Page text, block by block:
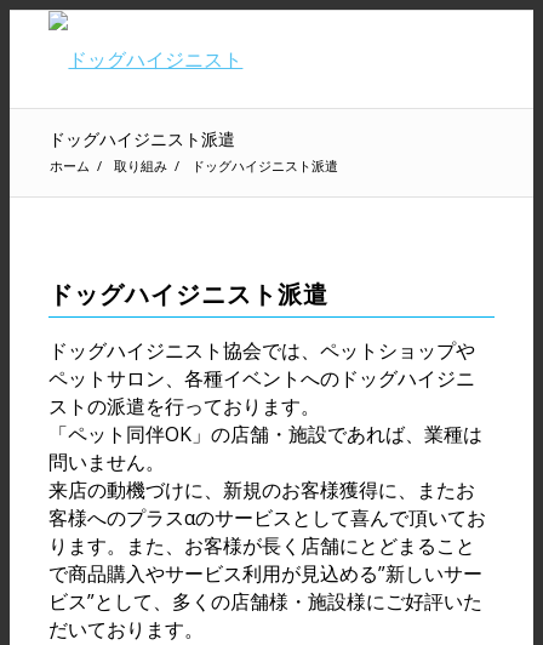
ドッグハイジニスト派遣
ホーム / 取り組み / ドッグハイジニスト派遣
ドッグハイジニスト派遣
ドッグハイジニスト協会では、ペットショップや
ペットサロン、各種イベントへのドッグハイジニ
ストの派遣を行っております。
「ペット同伴OK」の店舗・施設であれば、業種は
問いません。
来店の動機づけに、新規のお客様獲得に、またお
客様へのプラスαのサービスとして喜んで頂いてお
ります。また、お客様が長く店舗にとどまること
で商品購入やサービス利用が見込める”新しいサー
ビス”として、多くの店舗様・施設様にご好評いた
だいております。